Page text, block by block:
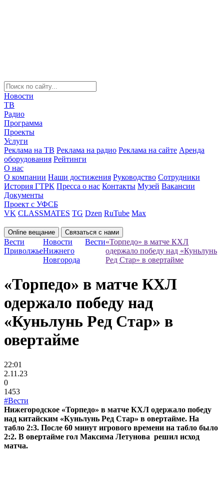
Новости
ТВ
Радио
Программа
Проекты
Услуги
Реклама на ТВ Реклама на радио Реклама на сайте Аренда
оборудования Рейтинги
О нас
О компании Наши достижения Руководство Сотрудники
История ГТРК Пресса о нас Контакты Музей Вакансии
Документы
Проект с УФСБ
VK CLASSMATES TG Dzen RuTube Max
Online вещание Связаться с нами
Вести
Приволжье
Новости
Нижнего
Новгорода
Вести«Торпедо» в матче КХЛ
одержало победу над «Куньлунь
Ред Стар» в овертайме
«Торпедо» в матче КХЛ
одержало победу над
«Куньлунь Ред Стар» в
овертайме
22:01
2.11.23
0
1453
#Вести
Нижегородское «Торпедо» в матче КХЛ одержало победу
над китайским «Куньлунь Ред Стар» в овертайме. На
табло 2:3. После 60 минут игрового времени на табло было
2:2. В овертайме гол Максима Летунова решил исход
матча.